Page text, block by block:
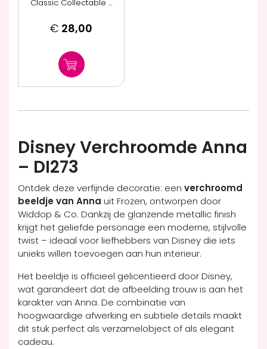
Classic Collectable ...
€ 28,00
Disney Verchroomde Anna
– DI273
Ontdek deze verfijnde decoratie: een verchroomd
beeldje van Anna uit Frozen, ontworpen door
Widdop & Co. Dankzij de glanzende metallic finish
krijgt het geliefde personage een moderne, stijlvolle
twist – ideaal voor liefhebbers van Disney die iets
unieks willen toevoegen aan hun interieur.
Het beeldje is officieel gelicentieerd door Disney,
wat garandeert dat de afbeelding trouw is aan het
karakter van Anna. De combinatie van
hoogwaardige afwerking en subtiele details maakt
dit stuk perfect als verzamelobject of als elegant
cadeau.